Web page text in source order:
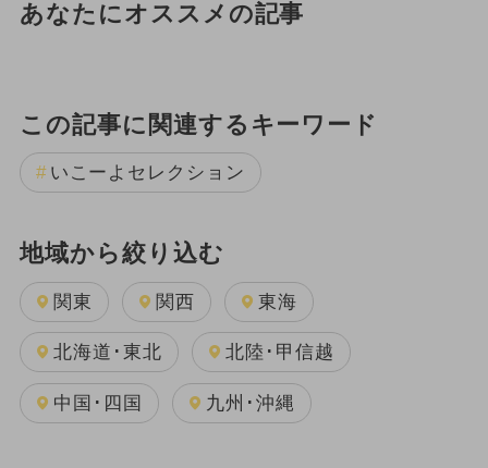
あなたにオススメの記事
この記事に関連するキーワード
いこーよセレクション
地域から絞り込む
関東 関西 東海
北海道･東北 北陸･甲信越
中国･四国 九州･沖縄